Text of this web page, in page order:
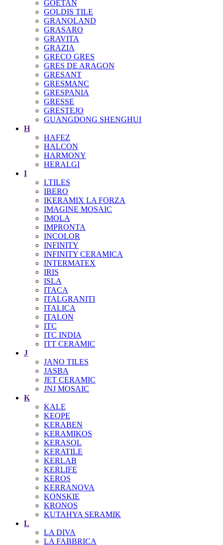
GOETAN
GOLDIS TILE
GRANOLAND
GRASARO
GRAVITA
GRAZIA
GRECO GRES
GRES DE ARAGON
GRESANT
GRESMANC
GRESPANIA
GRESSE
GRESTEJO
GUANGDONG SHENGHUI
H
HAFEZ
HALCON
HARMONY
HERALGI
I
I.TILES
IBERO
IKERAMIX LA FORZA
IMAGINE MOSAIC
IMOLA
IMPRONTA
INCOLOR
INFINITY
INFINITY CERAMICA
INTERMATEX
IRIS
ISLA
ITACA
ITALGRANITI
ITALICA
ITALON
ITC
ITC INDIA
ITT CERAMIC
J
JANO TILES
JASBA
JET CERAMIC
JNJ MOSAIC
K
KALE
KEOPE
KERABEN
KERAMIKOS
KERASOL
KERATILE
KERLAB
KERLIFE
KEROS
KERRANOVA
KONSKIE
KRONOS
KUTAHYA SERAMIK
L
LA DIVA
LA FABBRICA